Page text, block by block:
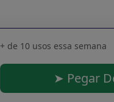
+ de 10 usos essa semana
➤ Pegar